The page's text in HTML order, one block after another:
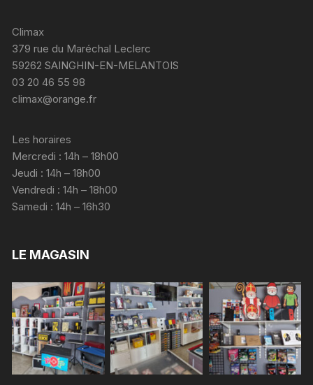
Climax
379 rue du Maréchal Leclerc
59262 SAINGHIN-EN-MELANTOIS
03 20 46 55 98
climax@orange.fr
Les horaires
Mercredi : 14h – 18h00
Jeudi : 14h – 18h00
Vendredi : 14h – 18h00
Samedi : 14h – 16h30
LE MAGASIN